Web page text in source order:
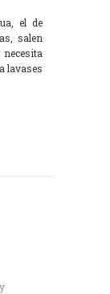
el de
salen
lavases